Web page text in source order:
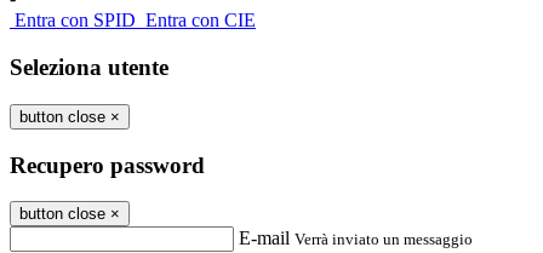
Entra con SPID Entra con CIE
Seleziona utente
button close ×
Recupero password
button close ×
E-mail Verrà inviato un messaggio